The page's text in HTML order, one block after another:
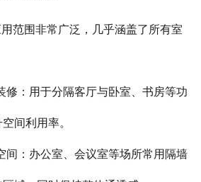
范围非常广泛，几乎涵盖了所有室
修：用于分隔客厅与卧室、书房等功
间利用率。
间：办公室、会议室等场所常用隔墙